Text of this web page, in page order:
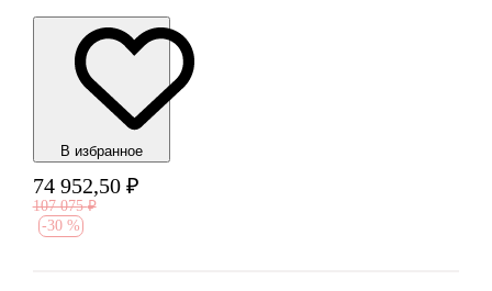
В избранноe
74 952,50 ₽
107 075 ₽
-30 %